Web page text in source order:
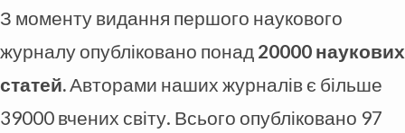
З моменту видання першого наукового
журналу опубліковано понад 20000 наукових
статей.Авторами наших журналів є більше
39000 вчених світу. Всього опубліковано 97